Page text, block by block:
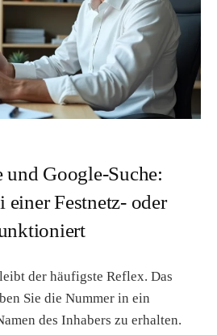
und Google-Suche:
Festnetz- oder
der häufigste Reflex. Das
Sie die Nummer in ein
des Inhabers zu erhalten.